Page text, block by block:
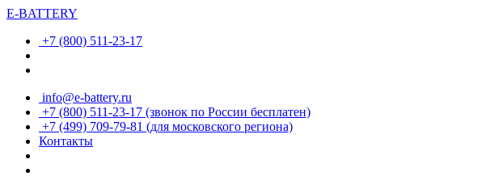
E-BATTERY
+7 (800) 511-23-17
info@e-battery.ru
+7 (800) 511-23-17 (звонок по России бесплатен)
+7 (499) 709-79-81 (для московского региона)
Контакты